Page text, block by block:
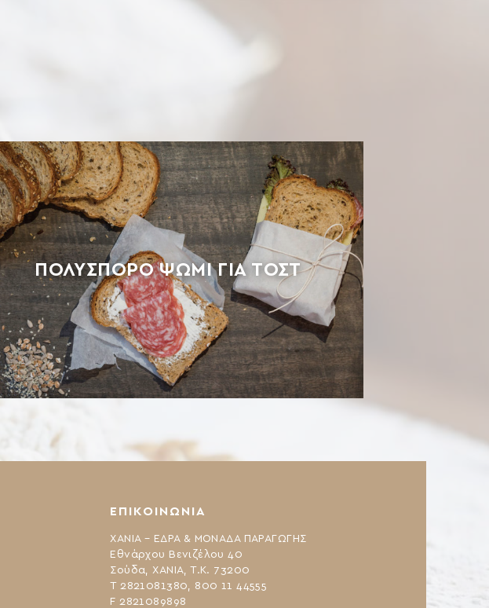
ΠΟΛΎΣΠΟΡΟ ΨΩΜΊ ΓΙΑ ΤΟΣΤ
ΕΠΙΚΟΙΝΩΝΙΑ
ΧΑΝΙΑ – ΕΔΡΑ & ΜΟΝΑΔΑ ΠΑΡΑΓΩΓΗΣ
Εθνάρχου Βενιζέλου 40
Σούδα, ΧΑΝΙΑ, Τ.Κ. 73200
Τ 2821081380, 800 11 44555
F 2821089898